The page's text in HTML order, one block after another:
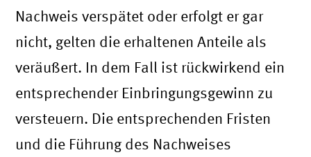
Nachweis verspätet oder erfolgt er gar
nicht, gelten die erhaltenen Anteile als
veräußert. In dem Fall ist rückwirkend ein
entsprechender Einbringungsgewinn zu
versteuern. Die entsprechenden Fristen
und die Führung des Nachweises